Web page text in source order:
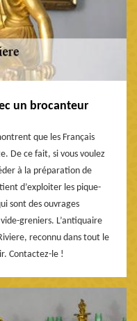
un brocanteur
que les Français
De ce fait, si vous voulez
à la préparation de
d’exploiter les pique-
sont des ouvrages
greniers. L’antiquaire
reconnu dans tout le
Contactez-le !